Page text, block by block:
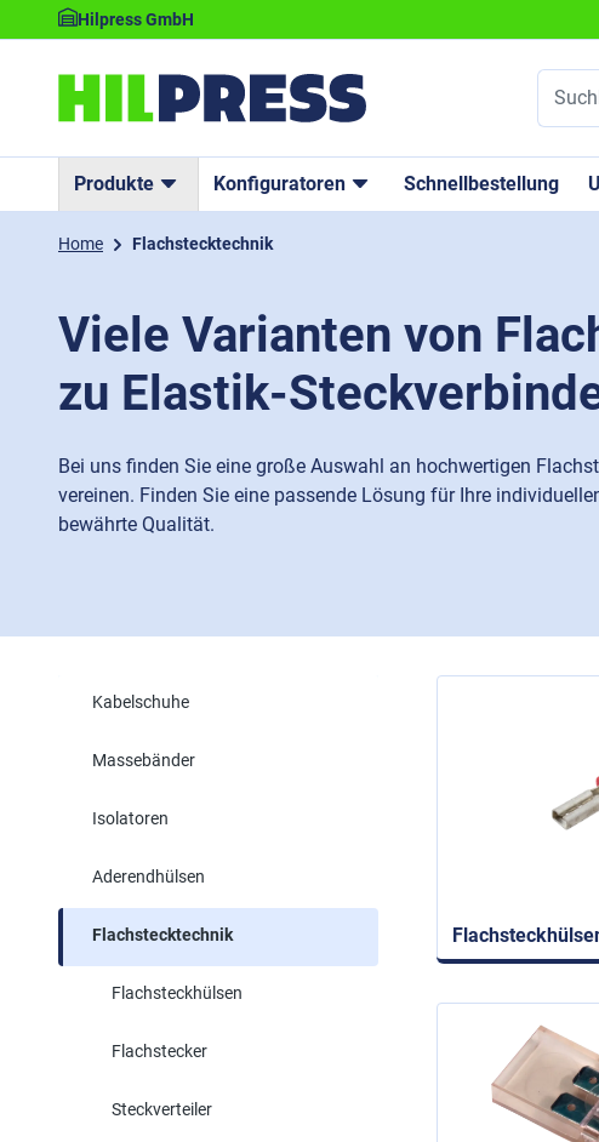
Hilpress GmbH
Produkte Konfiguratoren Schnellbestellung
Home Flachstecktechnik
Viele Varianten von
zu Elastik-
Bei uns finden Sie eine große Auswahl an hochwertigen
vereinen. Finden Sie eine passende Lösung für Ihre
bewährte Qualität.
Kabelschuhe
Massebänder
Isolatoren
Aderendhülsen
Flachstecktechnik
Flachsteckhülsen
Flachstecker
Steckverteiler